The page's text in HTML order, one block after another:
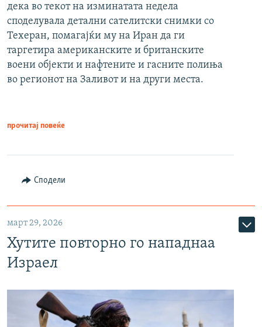
дека во текот на изминатата недела
споделувала детални сателитски снимки со
Техеран, помагајќи му на Иран да ги
таргетира американските и британските
воени објекти и нафтените и гасните полиња
во регионот на Заливот и на други места.
прочитај повеќе
Сподели
март 29, 2026
Хутите повторно го нападнаа
Израел